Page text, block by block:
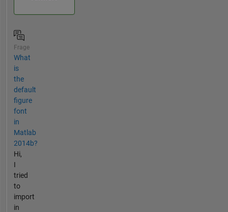
Frage
What
is
the
default
figure
font
in
Matlab
2014b?
Hi,
I
tried
to
import
in